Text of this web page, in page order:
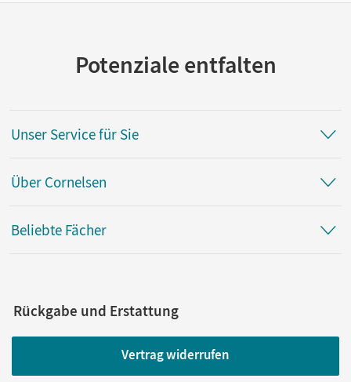
Potenziale entfalten
Unser Service für Sie
Über Cornelsen
Beliebte Fächer
Rückgabe und Erstattung
Vertrag widerrufen